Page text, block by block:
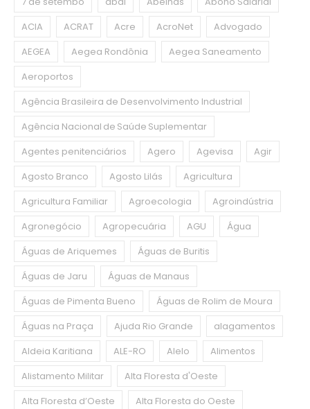
ACIA
ACRAT Acre AcroNet
Advogado
AEGEA
Aegea Rondônia
Aegea Saneamento
Aeroportos
Agência Brasileira de Desenvolvimento Industrial
Agência Nacional de Saúde Suplementar
Agentes penitenciários
Agero Agevisa
Agir
Agosto Branco
Agosto Lilás
Agricultura
Agricultura Familiar
Agroecologia
Agroindústria
Agronegócio
Agropecuária AGU
Água
Águas de Ariquemes
Águas de Buritis
Águas de Jaru
Águas de Manaus
Águas de Pimenta Bueno
Águas de Rolim de Moura
Águas na Praça
Ajuda Rio Grande
alagamentos
Aldeia Karitiana
ALE-RO Alelo
Alimentos
Alistamento Militar
Alta Floresta d'Oeste
Alta Floresta d’Oeste
Alta Floresta do Oeste